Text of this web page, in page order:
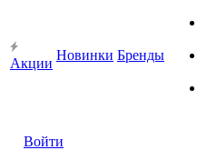
Акции
Новинки Бренды
Войти